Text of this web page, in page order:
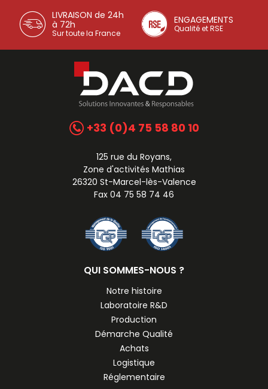
LIVRAISON de 24h
à 72h
Sur toute la France
ENGAGEMENTS
Qualité et RSE
+33 (0)4 75 58 80 10
125 rue du Royans,
Zone d'activités Mathias
26320 St-Marcel-lès-Valence
Fax 04 75 58 74 46
QUI SOMMES-NOUS ?
Notre histoire
Laboratoire R&D
Production
Démarche Qualité
Achats
Logistique
Réglementaire